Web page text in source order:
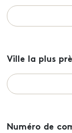
Ville la plus
Numéro de